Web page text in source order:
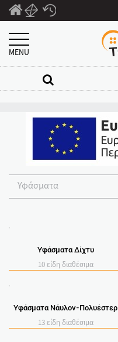
MENU
Υφάσματα
Υφάσματα Δίχτυ
10 είδη διαθέσιμα
Υφάσματα Νάυλον-Πολυέστερ
13 είδη διαθέσιμα